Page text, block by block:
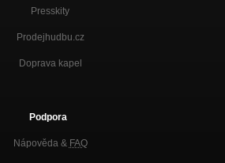
Presskity
Prodejhudbu.cz
Doprava kapel
Podpora
Nápověda & FAQ